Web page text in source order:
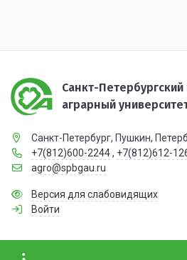
Санкт-
аграрный
Санкт-Петербург, Пушкин,
+7(812)600-2244 , +7(812)612-
agro@spbgau.ru
Версия для слабовидящих
Войти